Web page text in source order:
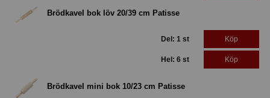
Brödkavel bok löv 20/39 cm Patisse
Del: 1 st Köp
Hel: 6 st Köp
Brödkavel mini bok 10/23 cm Patisse